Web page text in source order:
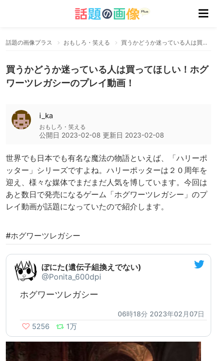
話題の画像プラス おもしろ・笑える 買うかどうか迷っている人は買ってほしい！ホグワーツレガシーのプレイ動画！
買うかどうか迷っている人は買ってほしい！ホグ
ワーツレガシーのプレイ動画！
i_ka
おもしろ・笑える
公開日 2023-02-08 更新日 2023-02-08
世界でも日本でも有名な魔法の物語といえば、「ハリーポ
ッター」シリーズですよね。ハリーポッターは２０周年を
迎え、様々な媒体でまだまだ人気を博しています。今回は
あと数日で発売になるゲーム「ホグワーツレガシー」のプ
レイ動画が話題になっていたので紹介します。
#ホグワーツレガシー
ぽにた(遺伝子組換えでない)
@Ponita_600dpi
ホグワーツレガシー
06時18分 2023年02月07日
5256 1万